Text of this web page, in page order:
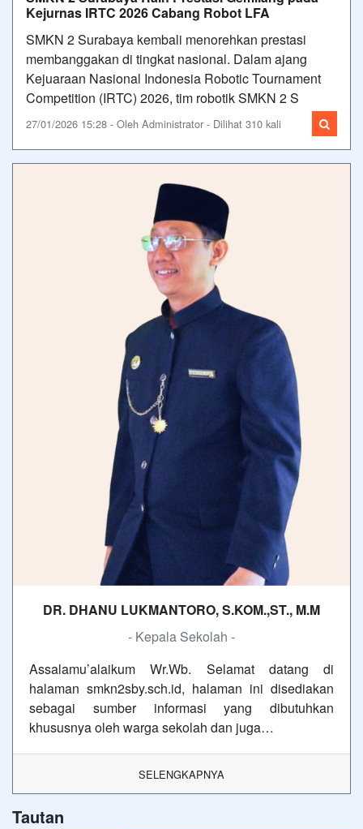
Kejurnas IRTC 2026 Cabang Robot LFA
SMKN 2 Surabaya kembali menorehkan prestasi
membanggakan di tingkat nasional. Dalam ajang
Kejuaraan Nasional Indonesia Robotic Tournament
Competition (IRTC) 2026, tim robotik SMKN 2 S
27/01/2026 15:28 - Oleh Administrator - Dilihat 310 kali
DR. DHANU LUKMANTORO, S.KOM.,ST., M.M
- Kepala Sekolah -
Assalamu’alaikum Wr.Wb. Selamat datang di
halaman smkn2sby.sch.id, halaman ini disediakan
sebagai sumber informasi yang dibutuhkan
khususnya oleh warga sekolah dan juga…
SELENGKAPNYA
Tautan